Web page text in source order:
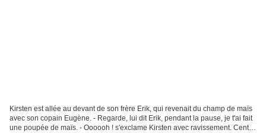
Kirsten est allée au devant de son frère Erik, qui revenait du champ de maïs
avec son copain Eugène. - Regarde, lui dit Erik, pendant la pause, je t'ai fait
une poupée de maïs. - Oooooh ! s'exclame Kirsten avec ravissement. Cent